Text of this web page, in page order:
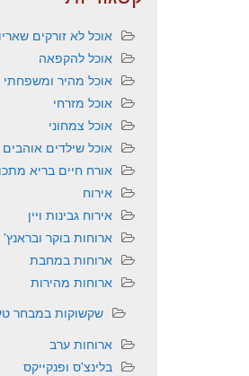
אוכל לא זורקים
אוכל להקפאה
אוכל מהיר ומשפחתי
אוכל מזרחי
אוכל צמחוני
אוכל שילדים אוהבים
אורח חיים בריא
אירוח
אירוח גבינות ויין
ארוחות בוקר ובראנץ'
ארוחות במחבת
ארוחות מהירות
שקשוקות במבחר
ארוחות ערב
בלינצ'ס ופנקייקס